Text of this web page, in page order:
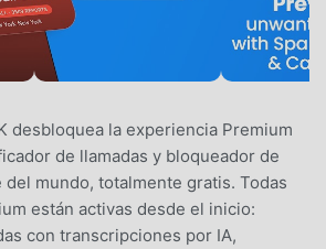
desbloquea la experiencia Premium
de llamadas y bloqueador de
del mundo, totalmente gratis. Todas
están activas desde el inicio:
con transcripciones por IA,